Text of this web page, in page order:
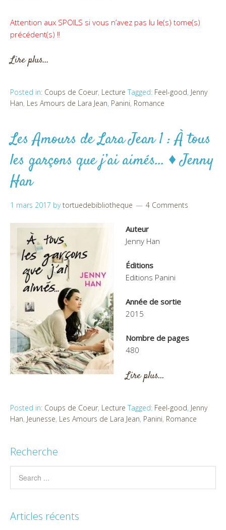
Attention aux SPOILS si vous n’avez pas lu le(s) tome(s)
précédent(s) !!
Lire plus…
Posted in: Coups de Coeur, Lecture Tagged: Feel-good, Jenny
Han, Les Amours de Lara Jean, Panini, Romance
Les Amours de Lara Jean 1 : À tous
les garçons que j’ai aimés… ♦ Jenny
Han
1 mars 2017 bytortuedebibliotheque 4 Comments
Auteur
Jenny Han
Éditions
Editions Panini
Année de sortie
2015
Nombre de pages
480
Lire plus…
Posted in: Coups de Coeur, Lecture Tagged: Feel-good, Jenny
Han, Jeunesse, Les Amours de Lara Jean, Panini, Romance
Recherche
Articles récents